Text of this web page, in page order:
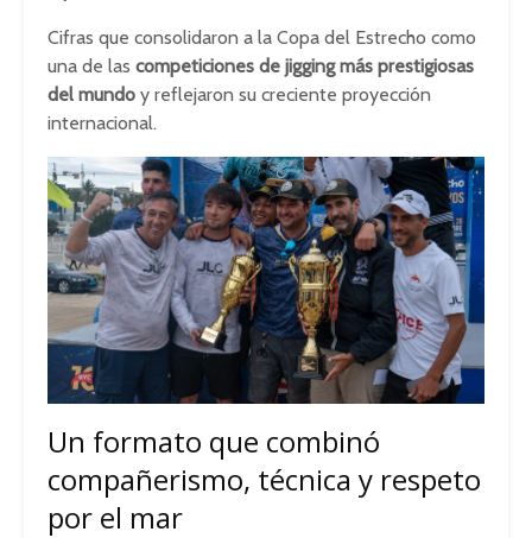
Cifras que consolidaron a la Copa del Estrecho como
una de las competiciones de jigging más prestigiosas
del mundo y reflejaron su creciente proyección
internacional.
Un formato que combinó
compañerismo, técnica y respeto
por el mar